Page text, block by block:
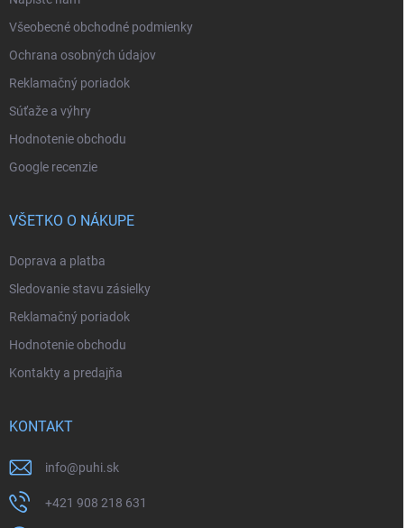
Všeobecné obchodné podmienky
Ochrana osobných údajov
Reklamačný poriadok
Súťaže a výhry
Hodnotenie obchodu
Google recenzie
VŠETKO O NÁKUPE
Doprava a platba
Sledovanie stavu zásielky
Reklamačný poriadok
Hodnotenie obchodu
Kontakty a predajňa
KONTAKT
info@puhi.sk
+421 908 218 631